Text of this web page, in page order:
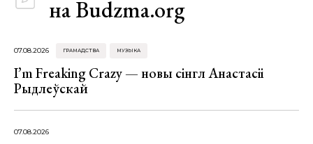
на Budzma.org
07.08.2026 ГРАМАДСТВА МУЗЫКА
I’m Freaking Crazy — новы сінгл Анастасіі
Рыдлеўскай
07.08.2026